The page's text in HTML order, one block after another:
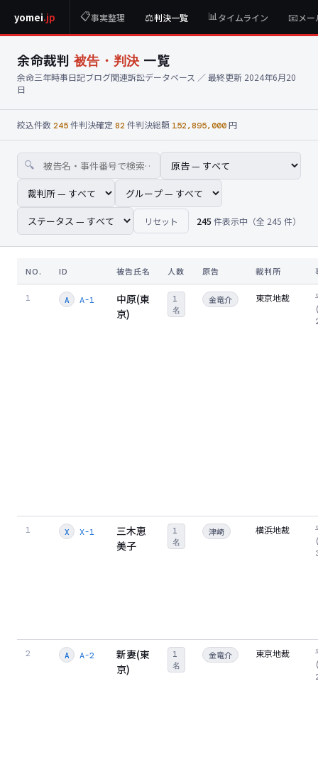
yomei.jp 📋事実整理 ⚖️判決一覧 📊 タイムライン 📧 メ
余命裁判 被告・判決 一覧
余命三年時事日記ブログ関連訴訟データベース ／ 最終更新 2024年6月20
日
絞込件数 245件判決確定 82 件判決総額 152,895,000円
🔍
リセット 245 件表示中（全 245 件）
NO. ID 被告氏名 人数 原告 裁判所
1 A A-1
中原(東
京)
1
名
金竜介 東京地裁
1 X X-1
三木恵
美子
1
名
津崎 横浜地裁
2 A A-2
新妻(東
京)
1
名
金竜介 東京地裁